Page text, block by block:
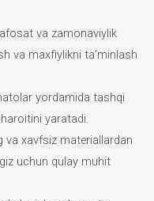
va zamonaviylik
va maxfiylikni ta’minlash
yordamida tashqi
yaratadi.
va xavfsiz materiallardan
uchun qulay muhit